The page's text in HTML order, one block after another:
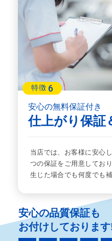
特徴 6
安心の無料保証付き
仕上がり保証
当店では、お客様に安心
つの保証をご用意してお
生じた場合でも何度でも
安心の品質保証も
お付けしておりま